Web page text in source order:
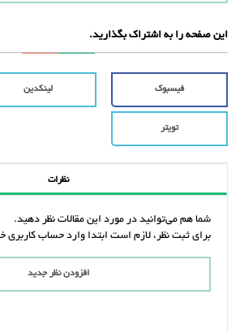
این صفحه را به اشتراک بگذارید.
فیسبوک لینکدین
تویتر
نظرات
شما هم می‌توانید در مورد این مقالات نظر دهید.
برای ثبت نظر، لازم است ابتدا وارد حساب کاربری
افزودن نظر جدید